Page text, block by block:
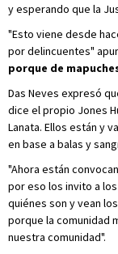
y esperando que la
"Esto viene desde
por delincuentes"
porque de
Das Neves expresó
dice el propio Jones
Lanata. Ellos están y
en base a balas y
"Ahora están
por eso los invito a
quiénes son y vean
porque la comunidad
nuestra comunidad".